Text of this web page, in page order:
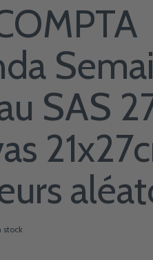
SAS
stock